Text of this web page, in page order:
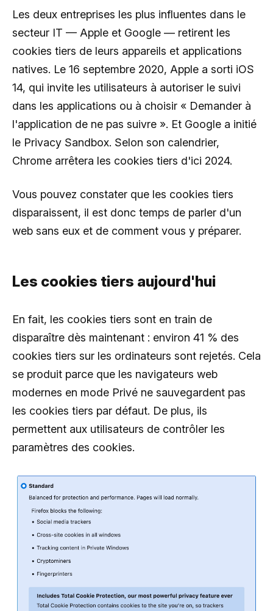
Les deux entreprises les plus influentes dans le
secteur IT — Apple et Google — retirent les
cookies tiers de leurs appareils et applications
natives. Le 16 septembre 2020, Apple a sorti iOS
14, qui invite les utilisateurs à autoriser le suivi
dans les applications ou à choisir « Demander à
l'application de ne pas suivre ». Et Google a initié
le Privacy Sandbox. Selon son calendrier,
Chrome arrêtera les cookies tiers d'ici 2024.
Vous pouvez constater que les cookies tiers
disparaissent, il est donc temps de parler d'un
web sans eux et de comment vous y préparer.
Les cookies tiers aujourd'hui
En fait, les cookies tiers sont en train de
disparaître dès maintenant : environ 41 % des
cookies tiers sur les ordinateurs sont rejetés. Cela
se produit parce que les navigateurs web
modernes en mode Privé ne sauvegardent pas
les cookies tiers par défaut. De plus, ils
permettent aux utilisateurs de contrôler les
paramètres des cookies.